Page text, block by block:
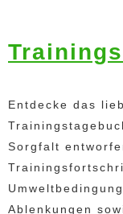
Entdecke das
Sorgfalt
Ablenkungen